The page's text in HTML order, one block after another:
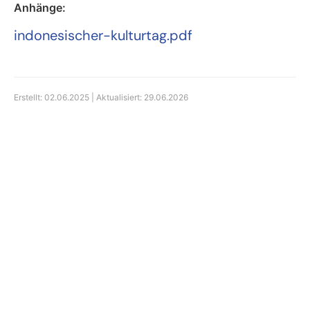
Anhänge:
indonesischer-kulturtag.pdf
Erstellt: 02.06.2025 | Aktualisiert: 29.06.2026